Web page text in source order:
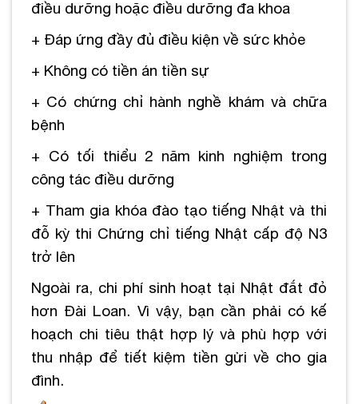
điều dưỡng hoặc điều dưỡng đa khoa
+ Đáp ứng đầy đủ điều kiện về sức khỏe
+ Không có tiền án tiền sự
+ Có chứng chỉ hành nghề khám và chữa
bệnh
+ Có tối thiểu 2 năm kinh nghiệm trong
công tác điều dưỡng
+ Tham gia khóa đào tạo tiếng Nhật và thi
đỗ kỳ thi Chứng chỉ tiếng Nhật cấp độ N3
trở lên
Ngoài ra, chi phí sinh hoạt tại Nhật đắt đỏ
hơn Đài Loan. Vì vậy, bạn cần phải có kế
hoạch chi tiêu thật hợp lý và phù hợp với
thu nhập để tiết kiệm tiền gửi về cho gia
đình.